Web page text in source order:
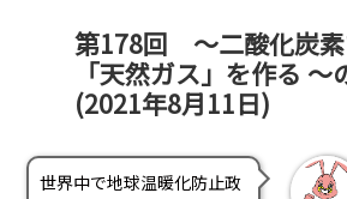
メソドロジー
研修・セミナー
コンサルティング
第178回 ～二酸化炭
「天然ガス」を作る ～
(2021年8月11日)
世界中で地球温暖化防止政